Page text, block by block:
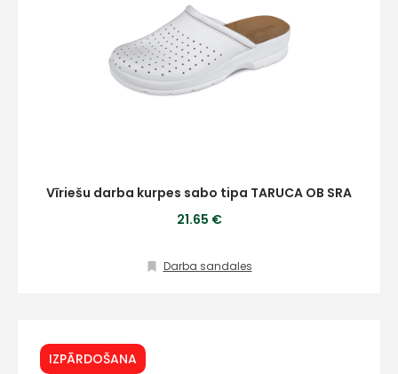
Vīriešu darba kurpes sabo tipa TARUCA OB SRA
21.65 €
Darba sandales
IZPĀRDOŠANA